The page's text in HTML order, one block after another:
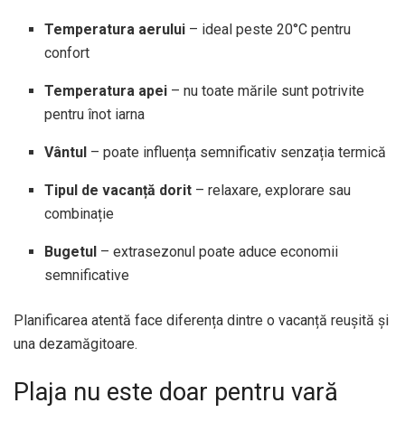
Temperatura aerului – ideal peste 20°C pentru
confort
Temperatura apei – nu toate mările sunt potrivite
pentru înot iarna
Vântul – poate influența semnificativ senzația termică
Tipul de vacanță dorit – relaxare, explorare sau
combinație
Bugetul – extrasezonul poate aduce economii
semnificative
Planificarea atentă face diferența dintre o vacanță reușită și
una dezamăgitoare.
Plaja nu este doar pentru vară